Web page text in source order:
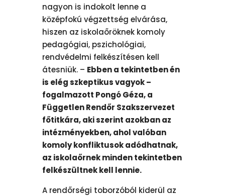
nagyon is indokolt lenne a
középfokú végzettség elvárása,
hiszen az iskolaőröknek komoly
pedagógiai, pszichológiai,
rendvédelmi felkészítésen kell
átesniük. – Ebben a tekintetben én
is elég szkeptikus vagyok –
fogalmazott Pongó Géza, a
Független Rendőr Szakszervezet
főtitkára, aki szerint azokban az
intézményekben, ahol valóban
komoly konfliktusok adódhatnak,
az iskolaőrnek minden tekintetben
felkészültnek kell lennie.
A rendőrségi toborzóból kiderül az